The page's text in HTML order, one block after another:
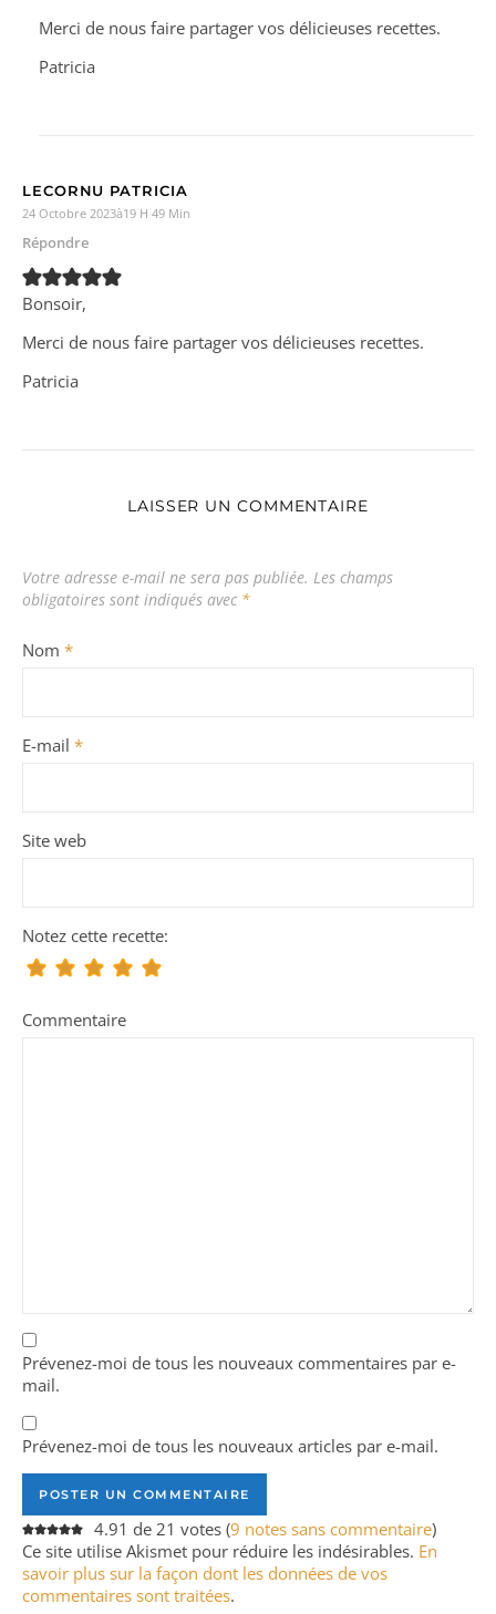
Merci de nous faire partager vos délicieuses recettes.
Patricia
LECORNU PATRICIA
24 Octobre 2023à19 H 49 Min
Répondre
Bonsoir,
Merci de nous faire partager vos délicieuses recettes.
Patricia
LAISSER UN COMMENTAIRE
Votre adresse e-mail ne sera pas publiée. Les champs
obligatoires sont indiqués avec *
Nom *
E-mail *
Site web
Notez cette recette:
Commentaire
Prévenez-moi de tous les nouveaux commentaires par e-
mail.
Prévenez-moi de tous les nouveaux articles par e-mail.
4.91 de 21 votes (9 notes sans commentaire)
Ce site utilise Akismet pour réduire les indésirables. En
savoir plus sur la façon dont les données de vos
commentaires sont traitées.